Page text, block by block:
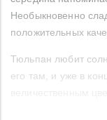
Необыкновенно
положительных
Тюльпан любит
его там, и уже в
величественным